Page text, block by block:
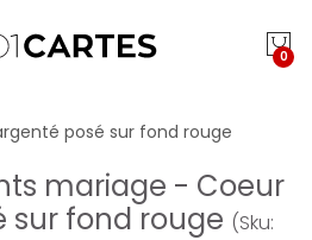
0
posé sur fond rouge
mariage - Coeur
sur fond rouge (Sku: